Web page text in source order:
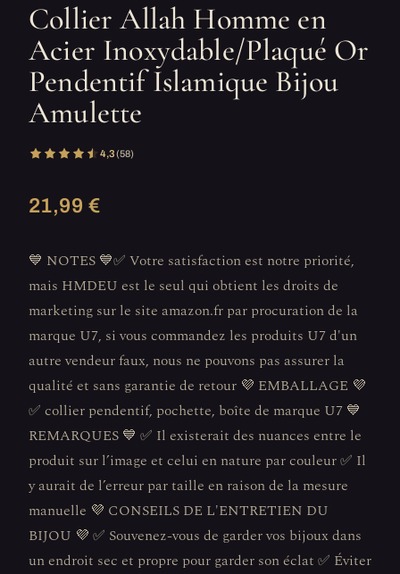
Collier Allah Homme en
Acier Inoxydable/Plaqué Or
Pendentif Islamique Bijou
Amulette
4,3(58)
21,99 €
💙 NOTES 💙✅ Votre satisfaction est notre priorité,
mais HMDEU est le seul qui obtient les droits de
marketing sur le site amazon.fr par procuration de la
marque U7, si vous commandez les produits U7 d'un
autre vendeur faux, nous ne pouvons pas assurer la
qualité et sans garantie de retour 💜 EMBALLAGE 💜
✅ collier pendentif, pochette, boîte de marque U7 💙
REMARQUES 💙 ✅ Il existerait des nuances entre le
produit sur l’image et celui en nature par couleur ✅ Il
y aurait de l’erreur par taille en raison de la mesure
manuelle 💜 CONSEILS DE L'ENTRETIEN DU
BIJOU 💜 ✅ Souvenez-vous de garder vos bijoux dans
un endroit sec et propre pour garder son éclat ✅ Éviter